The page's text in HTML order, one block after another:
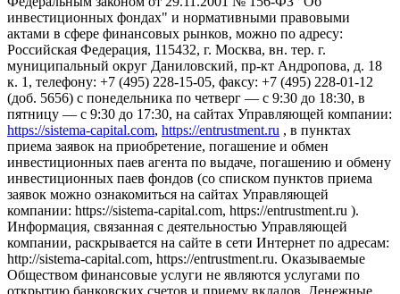
инвестиционных фондах" и нормативными правовыми
актами в сфере финансовых рынков, можно по адресу:
Российская Федерация, 115432, г. Москва, вн. тер. г.
муниципальный округ Даниловский, пр-кт Андропова, д. 18
к. 1, телефону: +7 (495) 228-15-05, факсу: +7 (495) 228-01-12
(доб. 5656) с понедельника по четверг — c 9:30 до 18:30, в
пятницу — с 9:30 до 17:30, на сайтах Управляющей компании:
https://sistema-capital.com, https://entrustment.ru , в пунктах
приема заявок на приобретение, погашение и обмен
инвестиционных паев агента по выдаче, погашению и обмену
инвестиционных паев фондов (со списком пунктов приема
заявок можно ознакомиться на сайтах Управляющей
компании: https://sistema-capital.com, https://entrustment.ru ).
Информация, связанная с деятельностью Управляющей
компании, раскрывается на сайте в сети Интернет по адресам:
http://sistema-capital.com, https://entrustment.ru. Оказываемые
Обществом финансовые услуги не являются услугами по
открытию банковских счетов и приему вкладов. Денежные